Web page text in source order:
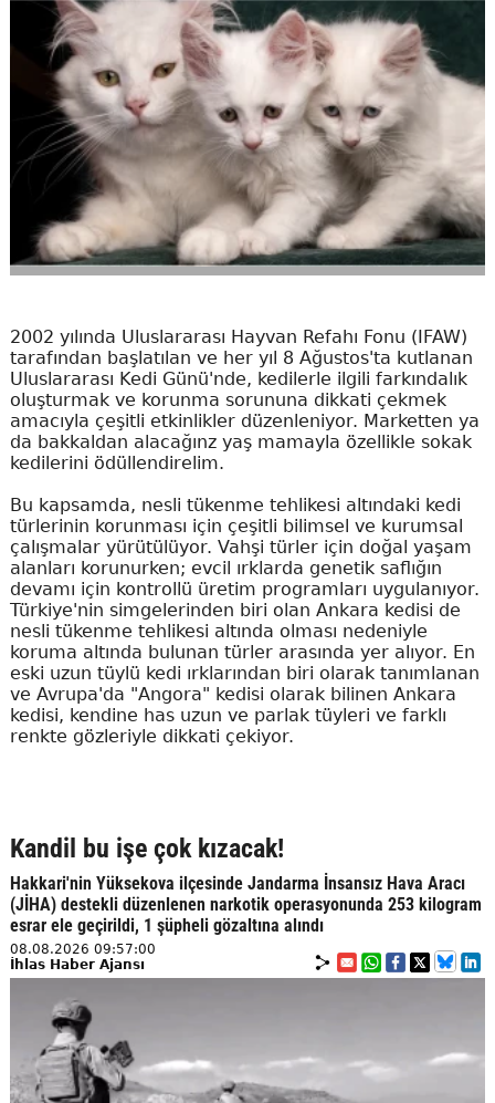
2002 yılında Uluslararası Hayvan Refahı Fonu (IFAW)
tarafından başlatılan ve her yıl 8 Ağustos'ta kutlanan
Uluslararası Kedi Günü'nde, kedilerle ilgili farkındalık
oluşturmak ve korunma sorununa dikkati çekmek
amacıyla çeşitli etkinlikler düzenleniyor. Marketten ya
da bakkaldan alacağınz yaş mamayla özellikle sokak
kedilerini ödüllendirelim.
Bu kapsamda, nesli tükenme tehlikesi altındaki kedi
türlerinin korunması için çeşitli bilimsel ve kurumsal
çalışmalar yürütülüyor. Vahşi türler için doğal yaşam
alanları korunurken; evcil ırklarda genetik saflığın
devamı için kontrollü üretim programları uygulanıyor.
Türkiye'nin simgelerinden biri olan Ankara kedisi de
nesli tükenme tehlikesi altında olması nedeniyle
koruma altında bulunan türler arasında yer alıyor. En
eski uzun tüylü kedi ırklarından biri olarak tanımlanan
ve Avrupa'da "Angora" kedisi olarak bilinen Ankara
kedisi, kendine has uzun ve parlak tüyleri ve farklı
renkte gözleriyle dikkati çekiyor.
Kandil bu işe çok kızacak!
Hakkari'nin Yüksekova ilçesinde Jandarma İnsansız Hava Aracı
(JİHA) destekli düzenlenen narkotik operasyonunda 253 kilogram
esrar ele geçirildi, 1 şüpheli gözaltına alındı
08.08.2026 09:57:00
İhlas Haber Ajansı